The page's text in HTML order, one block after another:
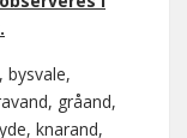
bysvale,
gråand,
knarand,